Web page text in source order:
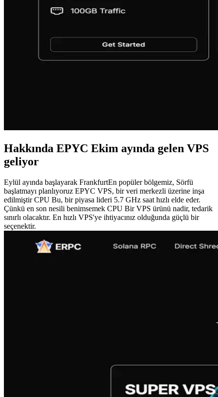
Hakkında EPYC Ekim ayında gelen VPS
geliyor
Eylül ayında başlayarak FrankfurtEn popüler bölgemiz, Sörfü
başlatmayı planlıyoruz EPYC VPS, bir veri merkezli üzerine inşa
edilmiştir CPU Bu, bir piyasa lideri 5.7 GHz saat hızlı elde eder.
Çünkü en son nesili benimsemek CPU Bir VPS ürünü nadir, tedarik
sınırlı olacaktır. En hızlı VPS'ye ihtiyacınız olduğunda güçlü bir
seçenektir.